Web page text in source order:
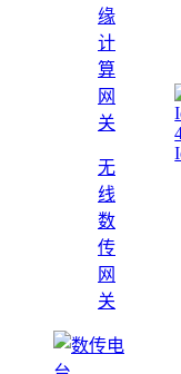
缘
计
算
网
关
无
线
数
传
网
关